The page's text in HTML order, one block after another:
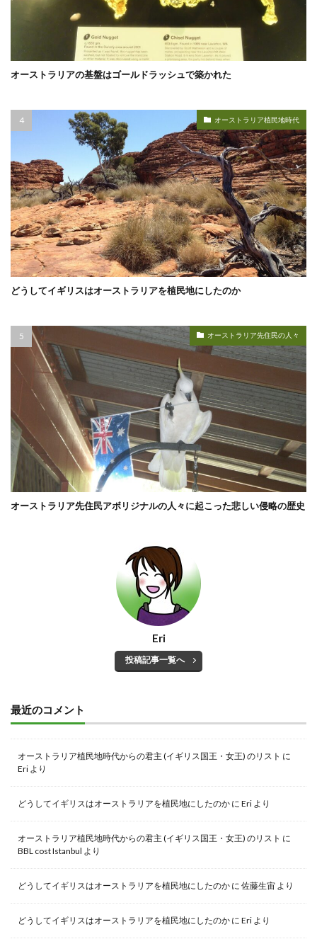
オーストラリアの基盤はゴールドラッシュで築かれた
オーストラリア植民地時代
どうしてイギリスはオーストラリアを植民地にしたのか
オーストラリア先住民の人々
オーストラリア先住民アボリジナルの人々に起こった悲しい侵略の歴史
Eri
投稿記事一覧へ
最近のコメント
オーストラリア植民地時代からの君主 (イギリス国王・女王) のリスト に
Eri より
どうしてイギリスはオーストラリアを植民地にしたのか に Eri より
オーストラリア植民地時代からの君主 (イギリス国王・女王) のリスト に
BBL cost Istanbul より
どうしてイギリスはオーストラリアを植民地にしたのか に 佐藤生宙 より
どうしてイギリスはオーストラリアを植民地にしたのか に Eri より